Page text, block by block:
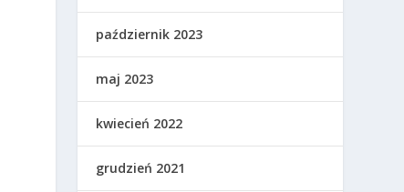
październik 2023
maj 2023
kwiecień 2022
grudzień 2021